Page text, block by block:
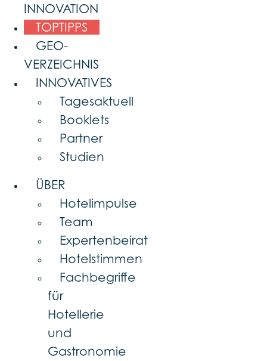
INNOVATION
TOPTIPPS
GEO-
VERZEICHNIS
INNOVATIVES
Tagesaktuell
Booklets
Partner
Studien
ÜBER
Hotelimpulse
Team
Expertenbeirat
Hotelstimmen
Fachbegriffe
für
Hotellerie
und
Gastronomie